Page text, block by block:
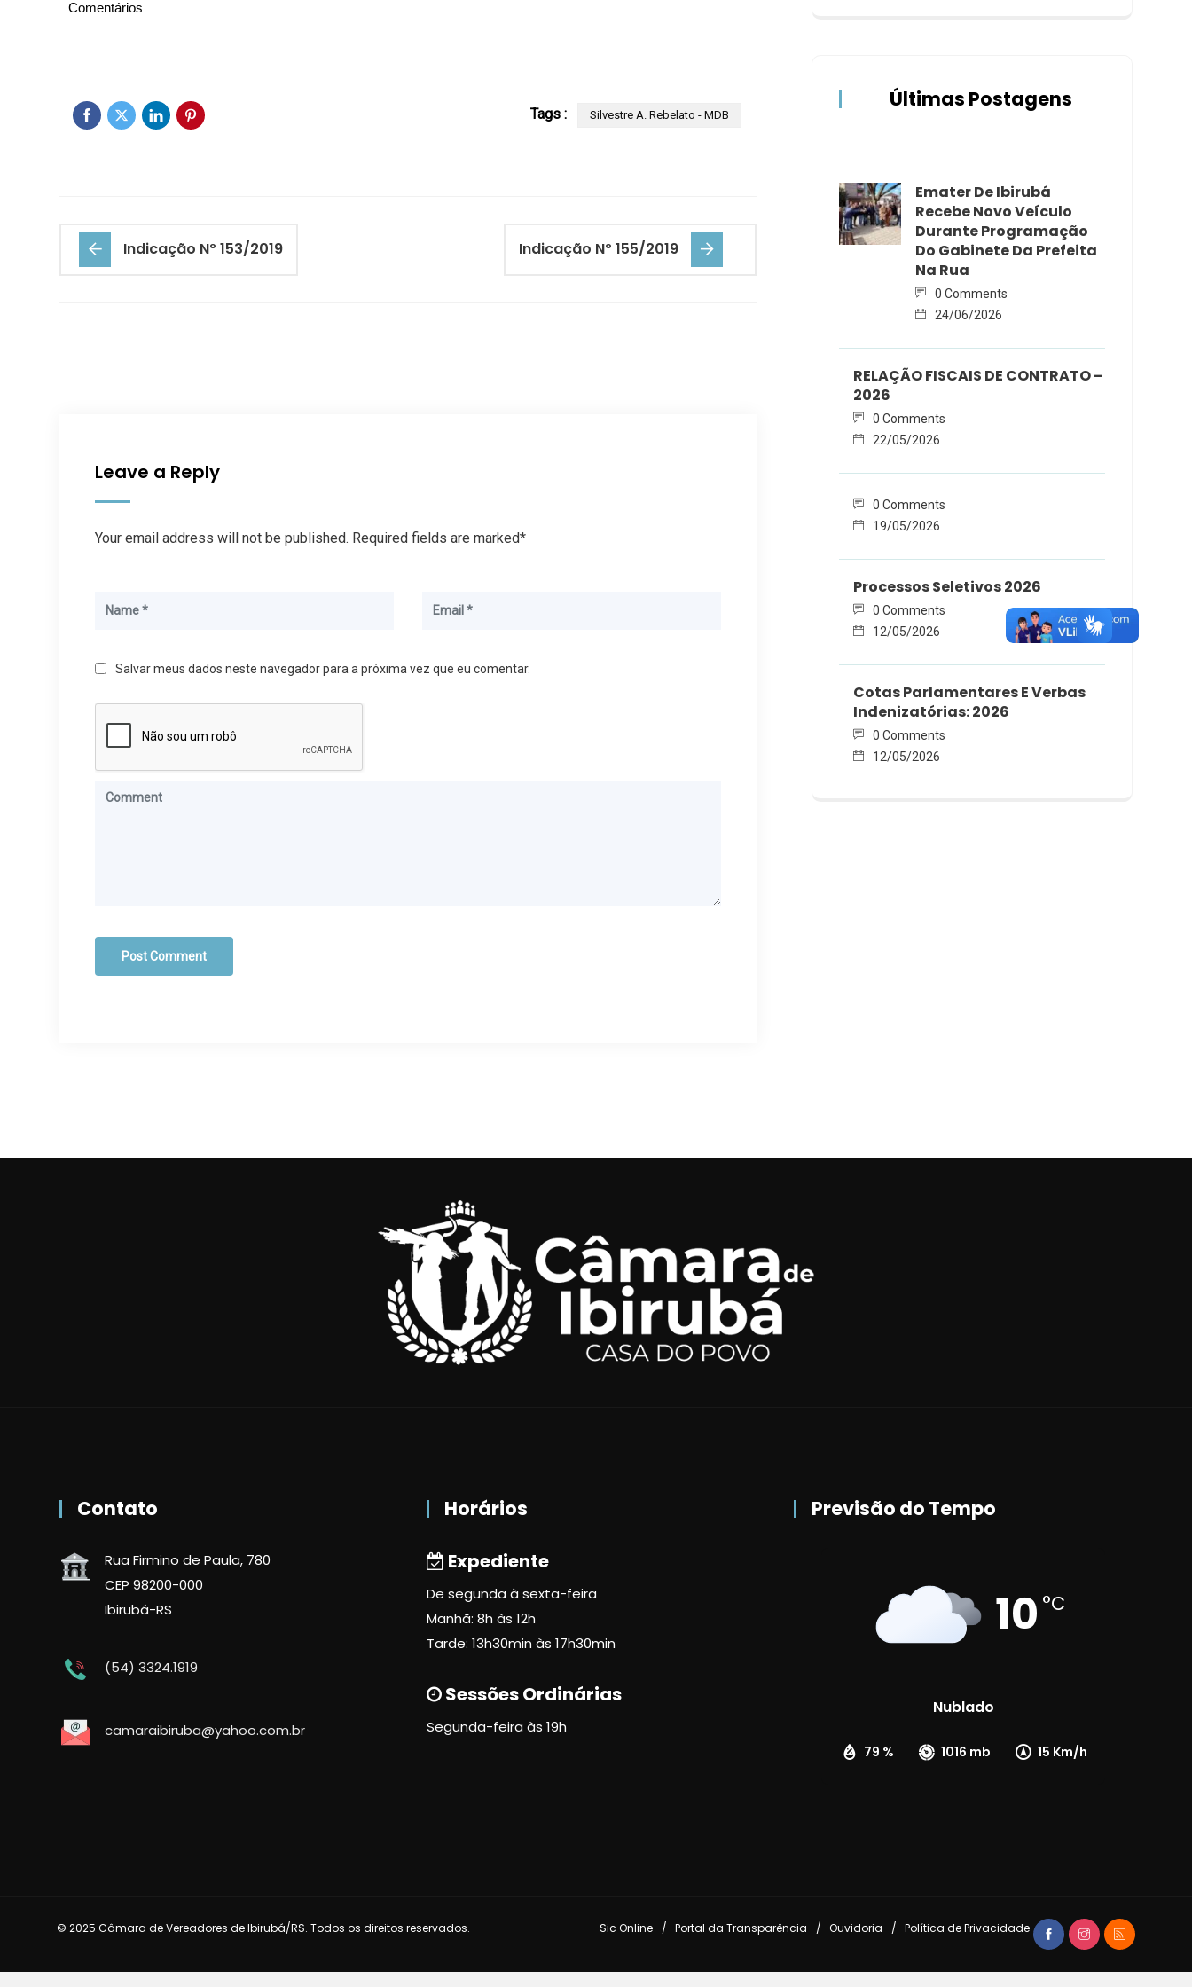
Comentários
Tags : Silvestre A. Rebelato - MDB
Indicação Nº 153/2019 Indicação Nº 155/2019
Leave a Reply
Your email address will not be published. Required fields are marked*
Salvar meus dados neste navegador para a próxima vez que eu comentar.
Últimas Postagens
Emater De Ibirubá
Recebe Novo Veículo
Durante Programação
Do Gabinete Da Prefeita
Na Rua
0 Comments
24/06/2026
RELAÇÃO FISCAIS DE CONTRATO –
2026
0 Comments
22/05/2026
0 Comments
19/05/2026
Processos Seletivos 2026
0 Comments
12/05/2026
Cotas Parlamentares E Verbas
Indenizatórias: 2026
0 Comments
12/05/2026
Contato
Rua Firmino de Paula, 780
CEP 98200-000
Ibirubá-RS
(54) 3324.1919
camaraibiruba@yahoo.com.br
Horários
Expediente
De segunda à sexta-feira
Manhã: 8h às 12h
Tarde: 13h30min às 17h30min
Sessões Ordinárias
Segunda-feira às 19h
Previsão do Tempo
10 °C
Nublado
79 % 1016 mb 15 Km/h
© 2025 Câmara de Vereadores de Ibirubá/RS. Todos os direitos reservados. Sic Online Portal da Transparência Ouvidoria Política de Privacidade